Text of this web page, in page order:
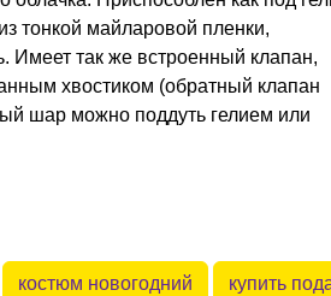
тонкой майларовой пленки,
Имеет так же встроенный клапан,
хвостиком (обратный клапан
шар можно поддуть гелием или
костюм новогодний купить